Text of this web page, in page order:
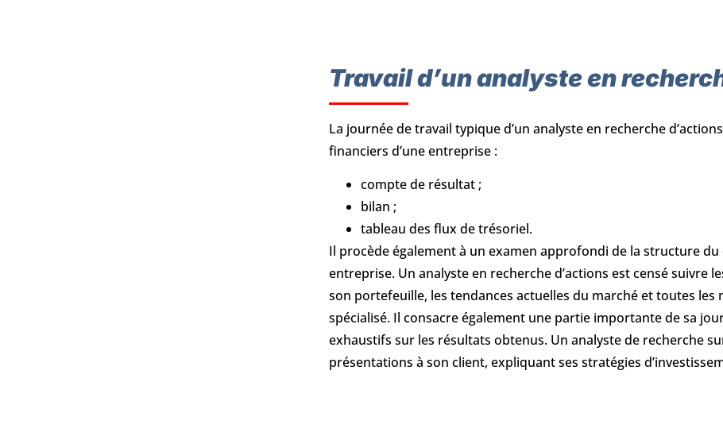
Travail d’un analyste en
La journée de travail typique d’un analyste en recherche
financiers d’une entreprise :
compte de résultat ;
bilan ;
tableau des flux de trésoriel.
Il procède également à un examen approfondi de la structure
entreprise. Un analyste en recherche d’actions est censé suivre
son portefeuille, les tendances actuelles du marché et toutes les
spécialisé. Il consacre également une partie importante de sa
exhaustifs sur les résultats obtenus. Un analyste de recherche
présentations à son client, expliquant ses stratégies